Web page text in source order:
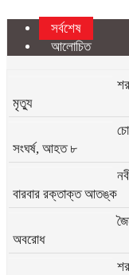
সর্বশেষ
আলোচিত
মৃত্যু
সংঘর্ষ, আহত ৮
বারবার রক্তাক্ত আতঙ্ক
অবরোধ